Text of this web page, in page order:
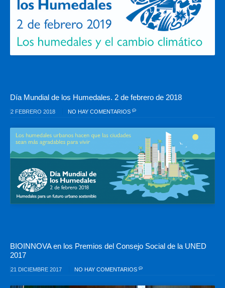
Día Mundial de los Humedales. 2 de febrero de 2018
2 FEBRERO 2018 NO HAY COMENTARIOS
BIOINNOVA en los Premios del Consejo Social de la UNED
2017
21 DICIEMBRE 2017 NO HAY COMENTARIOS